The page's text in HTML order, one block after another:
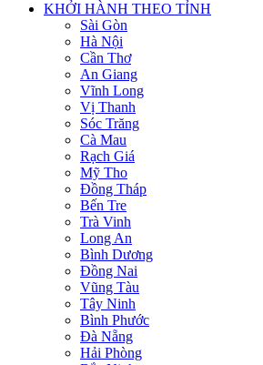
KHỞI HÀNH THEO TỈNH
Sài Gòn
Hà Nội
Cần Thơ
An Giang
Vĩnh Long
Vị Thanh
Sóc Trăng
Cà Mau
Rạch Giá
Mỹ Tho
Đồng Tháp
Bến Tre
Trà Vinh
Long An
Bình Dương
Đồng Nai
Vũng Tàu
Tây Ninh
Bình Phước
Đà Nẵng
Hải Phòng